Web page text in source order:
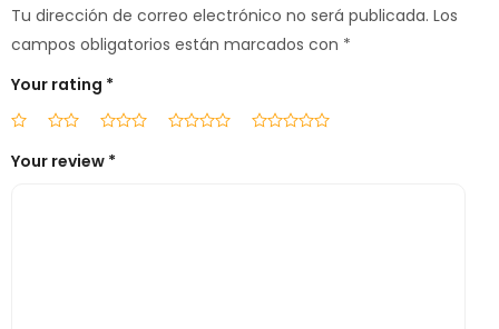
Tu dirección de correo electrónico no será publicada. Los
campos obligatorios están marcados con *
Your rating *
Your review *